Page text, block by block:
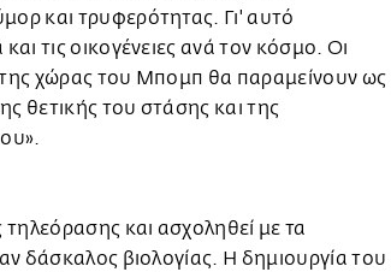
και τρυφερότητας. Γι' αυτό
τις οικογένειες ανά τον κόσμο. Οι
της χώρας του Μπομπ θα παραμείνουν ως
θετικής του στάσης και της
και ασχοληθεί με τα
δάσκαλος βιολογίας. Η δημιουργία του